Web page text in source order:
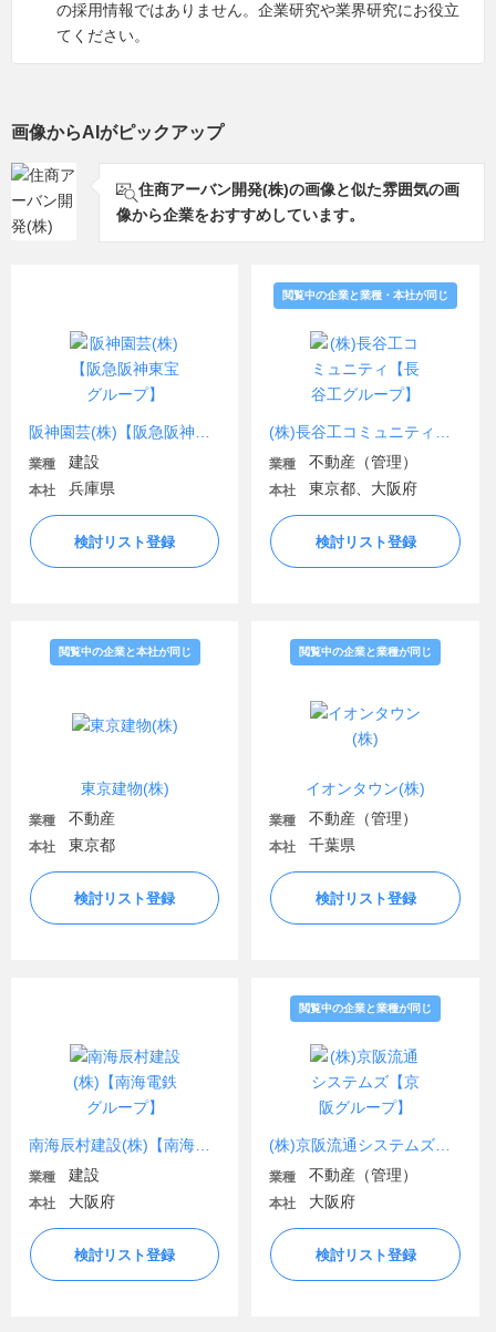
の採用情報ではありません。企業研究や業界研究にお役立
てください。
画像からAIがピックアップ
住商アーバン開発(株)の画像と似た雰囲気の画
像から企業をおすすめしています。
業種 建設
本社 兵庫県
検討リスト登録
閲覧中の企業と業種・本社が同じ
業種 不動産（管理）
本社 東京都、大阪府
検討リスト登録
東京建物(株)
閲覧中の企業と本社が同じ
業種 不動産
本社 東京都
検討リスト登録
イオンタウン(株)
閲覧中の企業と業種が同じ
業種 不動産（管理）
本社 千葉県
検討リスト登録
業種 建設
本社 大阪府
検討リスト登録
閲覧中の企業と業種が同じ
業種 不動産（管理）
本社 大阪府
検討リスト登録